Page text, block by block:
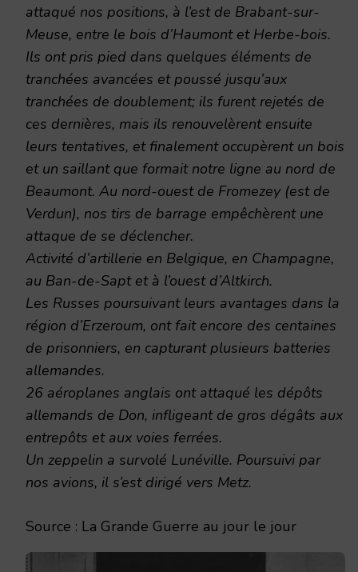
attaqué nos positions, à l’est de Brabant-sur-
Meuse, entre le bois d’Haumont et Herbe-bois.
Ils ont pris pied dans quelques éléments de
tranchées avancées et poussé jusqu’aux
tranchées de doublement; ils furent rejetés de
ces dernières, mais ils renouvelèrent ensuite
leurs tentatives, et finalement occupèrent un bois
et un saillant que formait notre ligne au nord de
Beaumont. Au nord-ouest de Fromezey (est de
Verdun), nos tirs de barrage empêchèrent une
attaque de se déclencher.
Activité d’artillerie en Belgique, en Champagne,
au Ban-de-Sapt et à l’ouest d’Altkirch.
Les Russes poursuivant leurs avantages dans la
région d’Erzeroum, ont fait encore des centaines
de prisonniers, en capturant plusieurs batteries
allemandes.
26 aéroplanes anglais ont attaqué les dépôts
allemands de Don, infligeant de gros dégâts aux
entrepôts et aux voies ferrées.
Un zeppelin a survolé Lunéville. Poursuivi par
nos avions, il s’est dirigé vers Metz.
Source : La Grande Guerre au jour le jour